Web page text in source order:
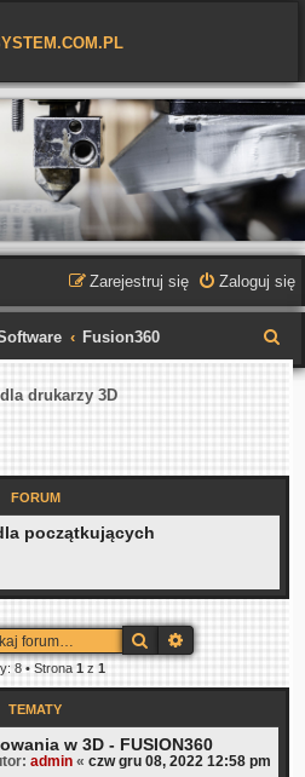
Zaloguj się
Zarejestruj się
Fusion360
z
drukarzy 3D
FORUM
początkujących
Szukaj
8 • Strona 1 z 1
TEMATY
w 3D - FUSION360
admin« czw gru 08, 2022 12:58 pm